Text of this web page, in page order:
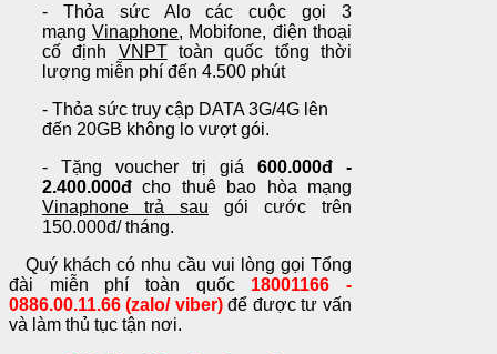
- Thỏa sức Alo các cuộc gọi 3
mạngVinaphone, Mobifone, điện thoại
cố định VNPTtoàn quốc tổng thời
lượng miễn phí đến 4.500 phút
- Thỏa sức truy cập DATA 3G/4G lên
đến 20GB không lo vượt gói.
- Tặng voucher trị giá 600.000đ -
2.400.000đcho thuê bao hòa mạng
Vinaphone trả sau gói cước trên
150.000đ/ tháng.
Quý khách có nhu cầu vui lòng gọi Tổng
đài miễn phí toàn quốc
18001166 -
0886.00.11.66 (zalo/ viber) để được tư vấn
và làm thủ tục tận nơi.